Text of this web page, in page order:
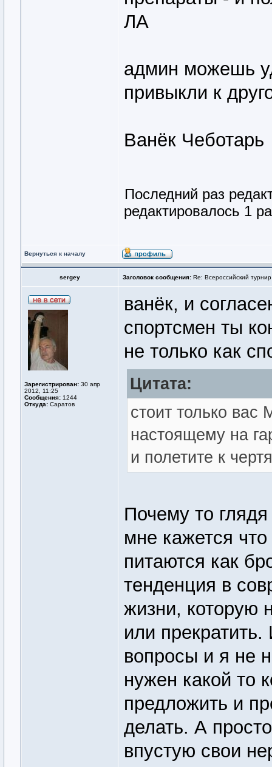
ЛА
админ можешь
привыкли к
Ванёк Чеботарь
Последний раз
редактировалось 1
Вернуться к началу
sergey Заголовок сообщения: Re: Всероссийский
Зарегистрирован: 30 апр
2012, 11:25
Сообщения: 1244
Откуда: Саратов
ванёк, и
спортсмен ты
не только как
Цитата:
стоит только
настоящему на
и полетите к
Почему то
мне кажется
питаются как
тенденция в
жизни, которую
или
вопросы и я не
нужен какой то
предложить и
делать. А
впустую свои